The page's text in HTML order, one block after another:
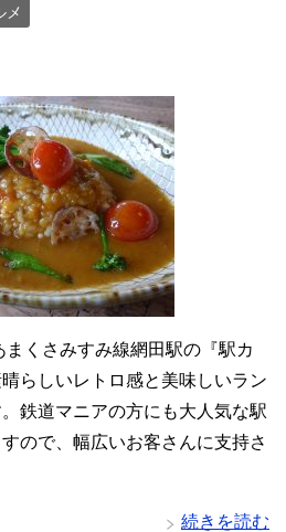
くさみすみ線網田駅の『駅カ
らしいレトロ感と美味しいラン
鉄道マニアの方にも大人気な駅
ので、幅広いお客さんに支持さ
続きを読む